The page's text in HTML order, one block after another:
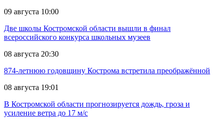
09 августа 10:00
Две школы Костромской области вышли в финал
всероссийского конкурса школьных музеев
08 августа 20:30
874-летнюю годовщину Кострома встретила преображённой
08 августа 19:01
В Костромской области прогнозируется дождь, гроза и
усиление ветра до 17 м/с